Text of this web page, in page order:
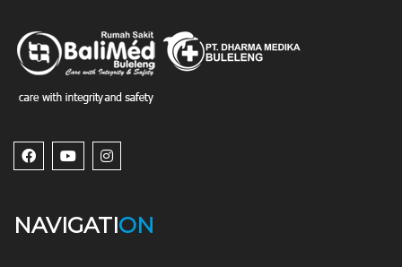
NAVIGATION